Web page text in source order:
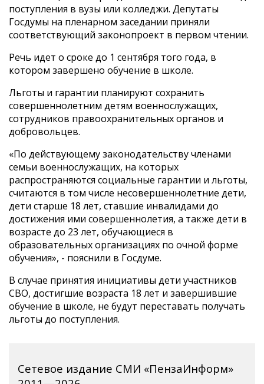
поступления в вузы или колледжи. Депутаты
Госдумы на пленарном заседании приняли
соответствующий законопроект в первом чтении.
Речь идет о сроке до 1 сентября того года, в
котором завершено обучение в школе.
Льготы и гарантии планируют сохранить
совершеннолетним детям военнослужащих,
сотрудников правоохранительных органов и
добровольцев.
«По действующему законодательству членами
семьи военнослужащих, на которых
распространяются социальные гарантии и льготы,
считаются в том числе несовершеннолетние дети,
дети старше 18 лет, ставшие инвалидами до
достижения ими совершеннолетия, а также дети в
возрасте до 23 лет, обучающиеся в
образовательных организациях по очной форме
обучения», - пояснили в Госдуме.
В случае принятия инициативы дети участников
СВО, достигшие возраста 18 лет и завершившие
обучение в школе, не будут переставать получать
льготы до поступления.
Сетевое издание СМИ «ПензаИнформ»